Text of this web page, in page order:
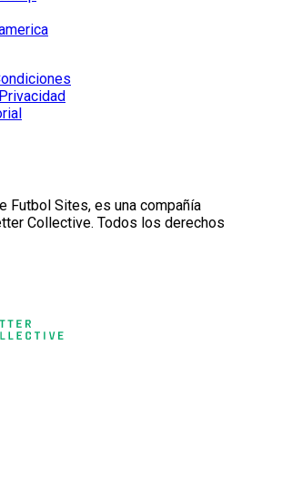
Futbol Sites, es una compañía
Collective. Todos los derechos